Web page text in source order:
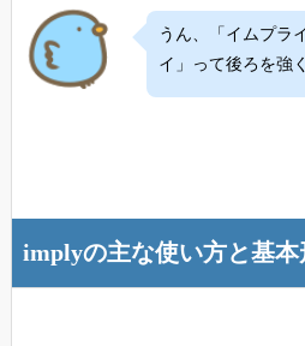
うん、「イムプラ
イ」って後ろを強
implyの主な使い方と基本